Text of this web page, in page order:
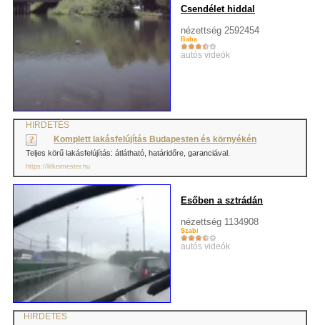
Csendélet hiddal
nézettség 2592454
Baba
autós videók
HIRDETÉS
Komplett lakásfelújítás Budapesten és környékén
Teljes körű lakásfelújítás: átlátható, határidőre, garanciával.
https://litkeimester.hu
Esőben a sztrádán
nézettség 1134908
Szabi
autós videók
HIRDETÉS